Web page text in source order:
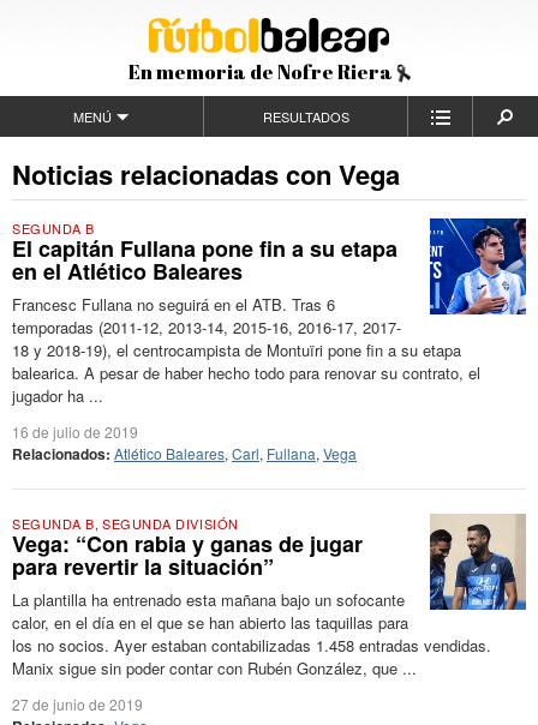
En memoria de Nofre Riera
MENÚ RESULTADOS
Noticias relacionadas con Vega
SEGUNDA B
El capitán Fullana pone fin a su etapa
en el Atlético Baleares
Francesc Fullana no seguirá en el ATB. Tras 6
temporadas (2011-12, 2013-14, 2015-16, 2016-17, 2017-
18 y 2018-19), el centrocampista de Montuïri pone fin a su etapa
balearica. A pesar de haber hecho todo para renovar su contrato, el
jugador ha ...
16 de julio de 2019
Relacionados: Atlético Baleares, Carl, Fullana, Vega
SEGUNDA B, SEGUNDA DIVISIÓN
Vega: “Con rabia y ganas de jugar
para revertir la situación”
La plantilla ha entrenado esta mañana bajo un sofocante
calor, en el día en el que se han abierto las taquillas para
los no socios. Ayer estaban contabilizadas 1.458 entradas vendidas.
Manix sigue sin poder contar con Rubén González, que ...
27 de junio de 2019